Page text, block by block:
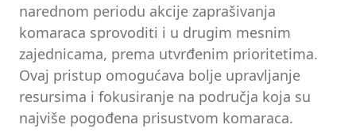
narednom periodu akcije zaprašivanja
komaraca sprovoditi i u drugim mesnim
zajednicama, prema utvrđenim prioritetima.
Ovaj pristup omogućava bolje upravljanje
resursima i fokusiranje na područja koja su
najviše pogođena prisustvom komaraca.